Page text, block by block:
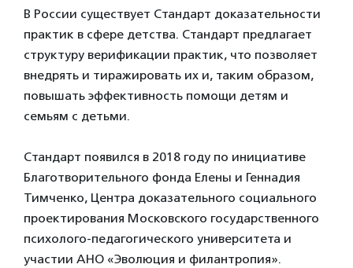
В России существует Стандарт доказательности
практик в сфере детства. Стандарт предлагает
структуру верификации практик, что позволяет
внедрять и тиражировать их и, таким образом,
повышать эффективность помощи детям и
семьям с детьми.
Стандарт появился в 2018 году по инициативе
Благотворительного фонда Елены и Геннадия
Тимченко, Центра доказательного социального
проектирования Московского государственного
психолого-педагогического университета и
участии АНО «Эволюция и филантропия».